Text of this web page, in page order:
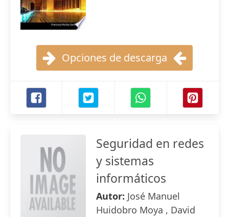
Opciones de descarga
Seguridad en redes
y sistemas
informáticos
Autor: José Manuel
Huidobro Moya , David